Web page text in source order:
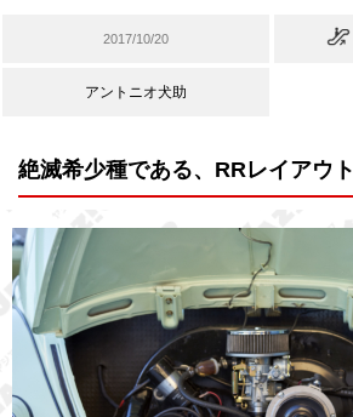
2017/10/20
アントニオ犬助
絶滅希少種である、RRレイアウト